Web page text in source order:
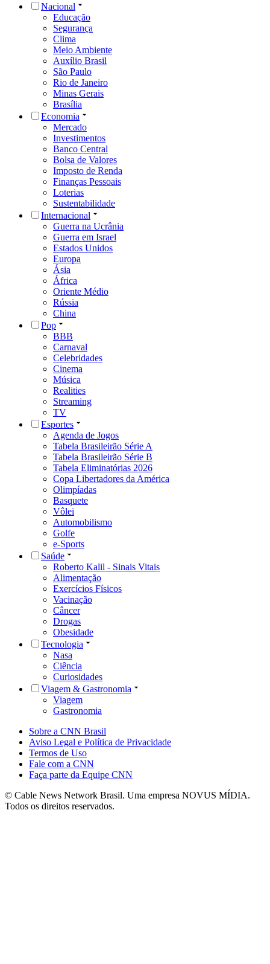
Nacional
Educação
Segurança
Clima
Meio Ambiente
Auxílio Brasil
São Paulo
Rio de Janeiro
Minas Gerais
Brasília
Economia
Mercado
Investimentos
Banco Central
Bolsa de Valores
Imposto de Renda
Finanças Pessoais
Loterias
Sustentabilidade
Internacional
Guerra na Ucrânia
Guerra em Israel
Estados Unidos
Europa
Ásia
África
Oriente Médio
Rússia
China
Pop
BBB
Carnaval
Celebridades
Cinema
Música
Realities
Streaming
TV
Esportes
Agenda de Jogos
Tabela Brasileirão Série A
Tabela Brasileirão Série B
Tabela Eliminatórias 2026
Copa Libertadores da América
Olimpíadas
Basquete
Vôlei
Automobilismo
Golfe
e-Sports
Saúde
Roberto Kalil - Sinais Vitais
Alimentação
Exercícios Físicos
Vacinação
Câncer
Drogas
Obesidade
Tecnologia
Nasa
Ciência
Curiosidades
Viagem & Gastronomia
Viagem
Gastronomia
Sobre a CNN Brasil
Aviso Legal e Política de Privacidade
Termos de Uso
Fale com a CNN
Faça parte da Equipe CNN
© Cable News Network Brasil. Uma empresa NOVUS MÍDIA.
Todos os direitos reservados.